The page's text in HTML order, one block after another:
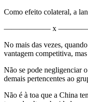
Como efeito colateral, a
—————— x
No mais das vezes,
vantagem competitiva,
Não se pode negligenciar
demais pertencentes ao
Não é à toa que a China